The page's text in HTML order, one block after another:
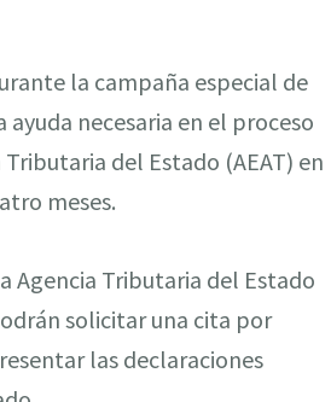
la campaña especial de
necesaria en el proceso
del Estado (AEAT) en
meses.
Agencia Tributaria del Estado
solicitar una cita por
las declaraciones